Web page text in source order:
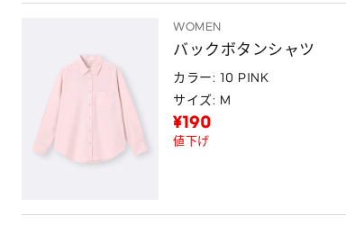
WOMEN
バックボタンシャツ
カラー: 10 PINK
サイズ: M
¥190
値下げ